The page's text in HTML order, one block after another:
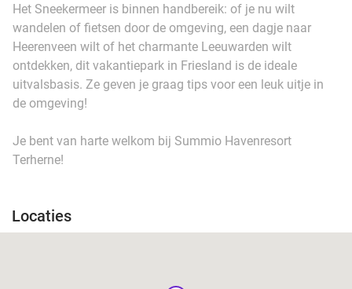
Het Sneekermeer is binnen handbereik: of je nu wilt
wandelen of fietsen door de omgeving, een dagje naar
Heerenveen wilt of het charmante Leeuwarden wilt
ontdekken, dit vakantiepark in Friesland is de ideale
uitvalsbasis. Ze geven je graag tips voor een leuk uitje in
de omgeving!
Je bent van harte welkom bij Summio Havenresort
Terherne!
Locaties